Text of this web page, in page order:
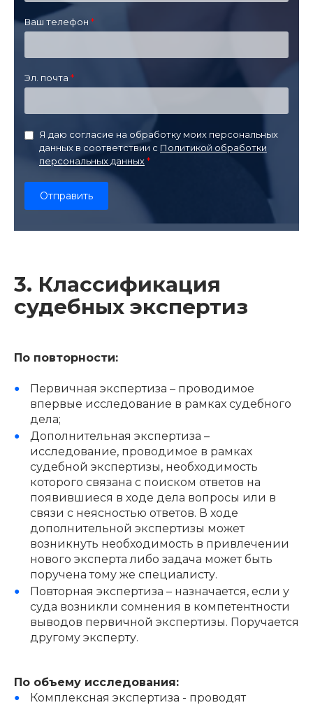
Ваш телефон
Эл. почта
Я даю согласие на обработку моих персональных
данных в соответствии с Политикой обработки
персональных данных
3. Классификация
судебных экспертиз
По повторности:
Первичная экспертиза – проводимое
впервые исследование в рамках судебного
дела;
Дополнительная экспертиза –
исследование, проводимое в рамках
судебной экспертизы, необходимость
которого связана с поиском ответов на
появившиеся в ходе дела вопросы или в
связи с неясностью ответов. В ходе
дополнительной экспертизы может
возникнуть необходимость в привлечении
нового эксперта либо задача может быть
поручена тому же специалисту.
Повторная экспертиза – назначается, если у
суда возникли сомнения в компетентности
выводов первичной экспертизы. Поручается
другому эксперту.
По объему исследования:
Комплексная экспертиза - проводят